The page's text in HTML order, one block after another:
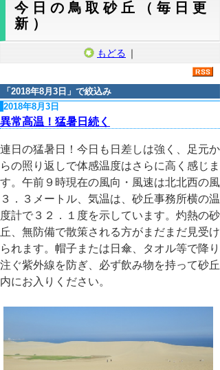
今日の鳥取砂丘（毎日更
新）
もどる ｜
「 2018年8月3日 」で絞込み
2018年8月3日
異常高温！猛暑日続く
連日の猛暑日！今日も日差しは強く、足元か
らの照り返しで体感温度はさらに高く感じま
す。午前９時現在の風向・風速は北北西の風
３．３メートル、気温は、砂丘事務所横の温
度計で３２．１度を示しています。灼熱の砂
丘、無防備で散策される方がまだまだ見受け
られます。帽子または日傘、タオル等で降り
注ぐ紫外線を防ぎ、必ず飲み物を持って砂丘
内にお入りください。